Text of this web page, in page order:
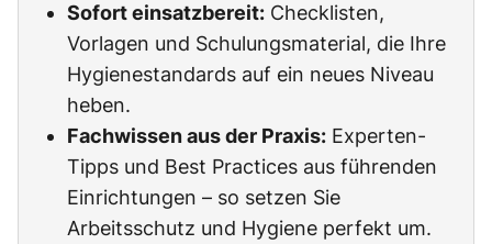
Sofort einsatzbereit: Checklisten,
Vorlagen und Schulungsmaterial, die Ihre
Hygienestandards auf ein neues Niveau
heben.
Fachwissen aus der Praxis: Experten-
Tipps und Best Practices aus führenden
Einrichtungen – so setzen Sie
Arbeitsschutz und Hygiene perfekt um.